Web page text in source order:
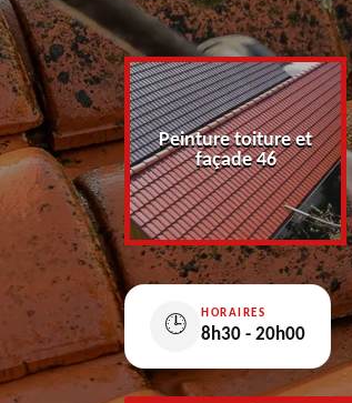
de façade
Peinture toiture et
façade 46
🕒
HORAIRES
8h30 - 20h00